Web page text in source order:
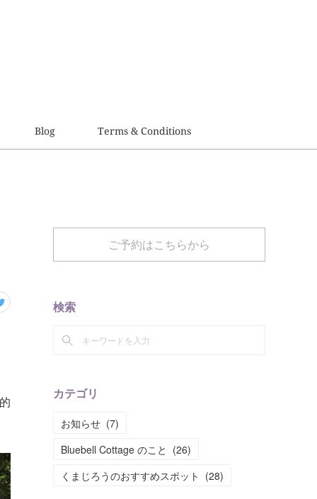
Blog Terms & Conditions
ご予約はこちらから
検索
カテゴリ
お知らせ (7)
Bluebell Cottage のこと (26)
くまじろうのおすすめスポット (28)